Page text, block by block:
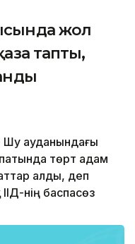
жол
тапты,
Шу ауданындағы
төрт адам
алды, деп
нің баспасөз